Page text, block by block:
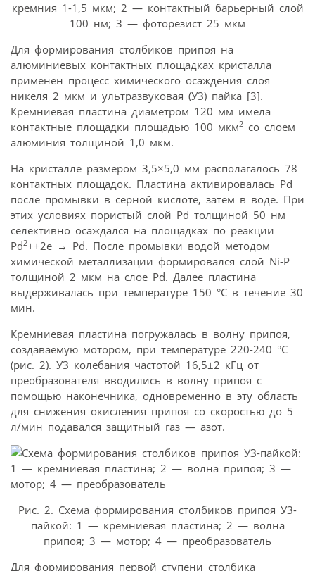
кремния 1-1,5 мкм; 2 — контактный барьерный слой
100 нм; 3 — фоторезист 25 мкм
Для формирования столбиков припоя на
алюминиевых контактных площадках кристалла
применен процесс химического осаждения слоя
никеля 2 мкм и ультразвуковая (УЗ) пайка [3].
Кремниевая пластина диаметром 120 мм имела
контактные площадки площадью 100 мкм2 со слоем
алюминия толщиной 1,0 мкм.
На кристалле размером 3,5×5,0 мм располагалось 78
контактных площадок. Пластина активировалась Pd
после промывки в серной кислоте, затем в воде. При
этих условиях пористый слой Pd толщиной 50 нм
селективно осаждался на площадках по реакции
Pd2++2е → Pd. После промывки водой методом
химической металлизации формировался слой Ni-P
толщиной 2 мкм на слое Pd. Далее пластина
выдерживалась при температуре 150 °С в течение 30
мин.
Кремниевая пластина погружалась в волну припоя,
создаваемую мотором, при температуре 220-240 °С
(рис. 2). УЗ колебания частотой 16,5±2 кГц от
преобразователя вводились в волну припоя с
помощью наконечника, одновременно в эту область
для снижения окисления припоя со скоростью до 5
л/мин подавался защитный газ — азот.
Рис. 2. Схема формирования столбиков припоя УЗ-
пайкой: 1 — кремниевая пластина; 2 — волна
припоя; 3 — мотор; 4 — преобразователь
Для формирования первой ступени столбика